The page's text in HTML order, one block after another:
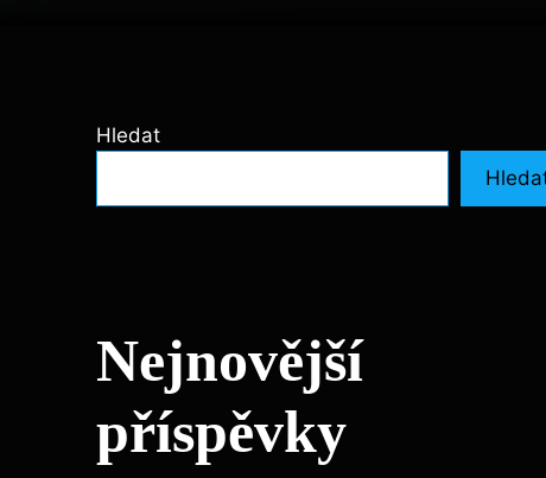
Hledat
Nejnovější
příspěvky